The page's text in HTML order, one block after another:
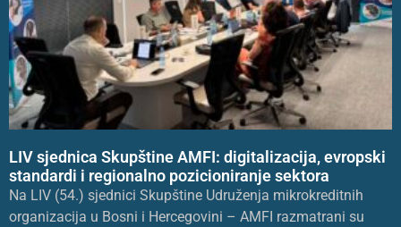
LIV sjednica Skupštine AMFI: digitalizacija, evropski
standardi i regionalno pozicioniranje sektora
Na LIV (54.) sjednici Skupštine Udruženja mikrokreditnih
organizacija u Bosni i Hercegovini – AMFI razmatrani su